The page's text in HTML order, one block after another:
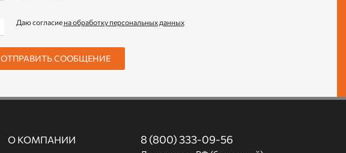
Даю согласие на обработку персональных данных
ОТПРАВИТЬ СООБЩЕНИЕ
О КОМПАНИИ 8 (800) 333-09-56